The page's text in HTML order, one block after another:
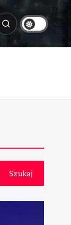
Szukaj